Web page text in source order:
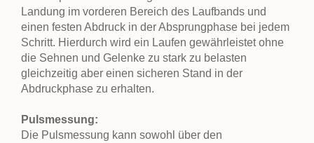
Landung im vorderen Bereich des Laufbands und
einen festen Abdruck in der Absprungphase bei jedem
Schritt. Hierdurch wird ein Laufen gewährleistet ohne
die Sehnen und Gelenke zu stark zu belasten
gleichzeitig aber einen sicheren Stand in der
Abdruckphase zu erhalten.
Pulsmessung:
Die Pulsmessung kann sowohl über den